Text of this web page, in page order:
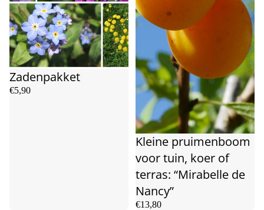
Zadenpakket
€5,90
Kleine pruimenboom
voor tuin, koer of
terras: “Mirabelle de
Nancy”
€13,80